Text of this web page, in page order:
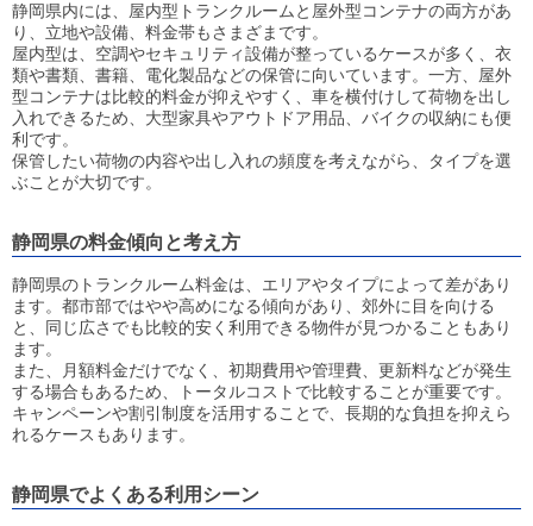
静岡県内には、屋内型トランクルームと屋外型コンテナの両方があ
り、立地や設備、料金帯もさまざまです。
屋内型は、空調やセキュリティ設備が整っているケースが多く、衣
類や書類、書籍、電化製品などの保管に向いています。一方、屋外
型コンテナは比較的料金が抑えやすく、車を横付けして荷物を出し
入れできるため、大型家具やアウトドア用品、バイクの収納にも便
利です。
保管したい荷物の内容や出し入れの頻度を考えながら、タイプを選
ぶことが大切です。
静岡県の料金傾向と考え方
静岡県のトランクルーム料金は、エリアやタイプによって差があり
ます。都市部ではやや高めになる傾向があり、郊外に目を向ける
と、同じ広さでも比較的安く利用できる物件が見つかることもあり
ます。
また、月額料金だけでなく、初期費用や管理費、更新料などが発生
する場合もあるため、トータルコストで比較することが重要です。
キャンペーンや割引制度を活用することで、長期的な負担を抑えら
れるケースもあります。
静岡県でよくある利用シーン